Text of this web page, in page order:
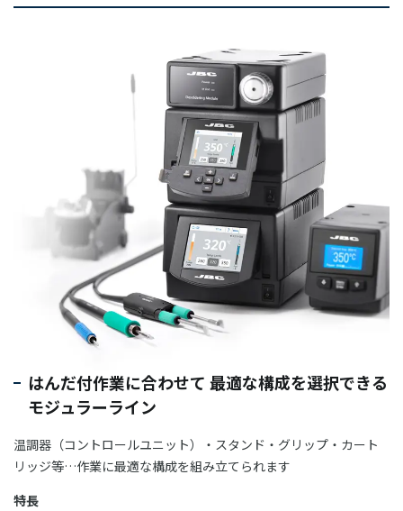
企業情報
03-3588-0551
お問い合わせ
資料ダウンロード
はんだ付作業に合わせて 最適な構成を選択できる
モジュラーライン
温調器（コントロールユニット）・スタンド・グリップ・カート
リッジ等…作業に最適な構成を組み立てられます
特長